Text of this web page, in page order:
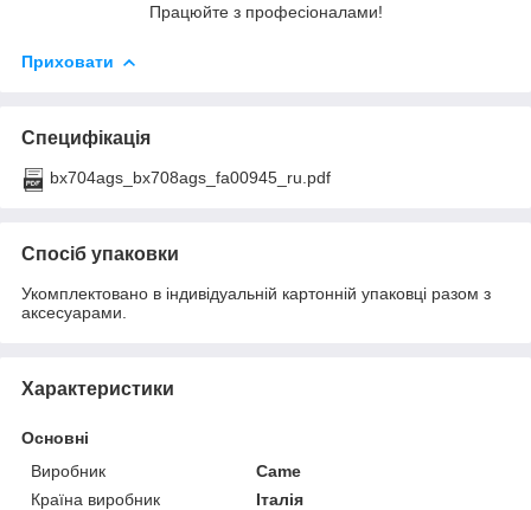
Працюйте з професіоналами!
Приховати
Специфікація
bx704ags_bx708ags_fa00945_ru.pdf
Спосіб упаковки
Укомплектовано в індивідуальній картонній упаковці разом з
аксесуарами.
Характеристики
Основні
Виробник
Came
Країна виробник
Італія